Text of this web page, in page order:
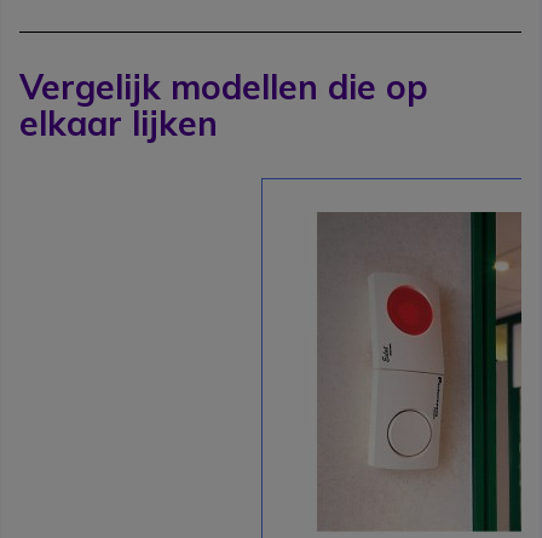
Vergelijk modellen die op
elkaar lijken